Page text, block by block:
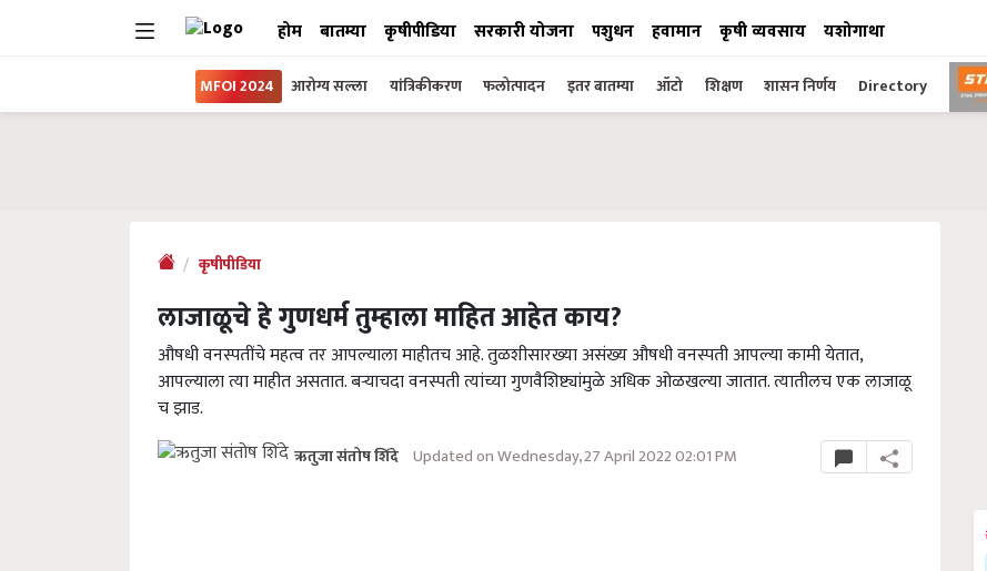
होम बातम्या कृषीपीडिया सरकारी योजना पशुधन हवामान कृषी व्यवसाय यशोगाथा
MFOI 2024 आरोग्य सल्ला यांत्रिकीकरण फलोत्पादन इतर बातम्या ऑटो शिक्षण शासन निर्णय Directory
कृषीपीडिया
लाजाळूचे हे गुणधर्म तुम्हाला माहित आहेत काय?
औषधी वनस्पतींचे महत्व तर आपल्याला माहीतच आहे. तुळशीसारख्या असंख्य औषधी वनस्पती आपल्या कामी येतात,
आपल्याला त्या माहीत असतात. बऱ्याचदा वनस्पती त्यांच्या गुणवैशिष्ट्यांमुळे अधिक ओळखल्या जातात. त्यातीलच एक लाजाळू
च झाड.
ऋतुजा संतोष शिंदे Updated on Wednesday, 27 April 2022 02:01 PM